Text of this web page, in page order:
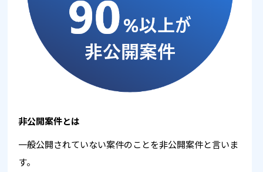
非公開案件とは
一般公開されていない案件のことを非公開案件と言いま
す。